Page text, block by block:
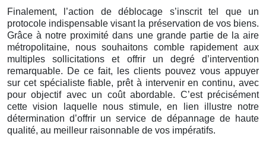
Finalement, l’action de déblocage s’inscrit tel que un
protocole indispensable visant la préservation de vos biens.
Grâce à notre proximité dans une grande partie de la aire
métropolitaine, nous souhaitons comble rapidement aux
multiples sollicitations et offrir un degré d’intervention
remarquable. De ce fait, les clients pouvez vous appuyer
sur cet spécialiste fiable, prêt à intervenir en continu, avec
pour objectif avec un coût abordable. C’est précisément
cette vision laquelle nous stimule, en lien illustre notre
détermination d’offrir un service de dépannage de haute
qualité, au meilleur raisonnable de vos impératifs.